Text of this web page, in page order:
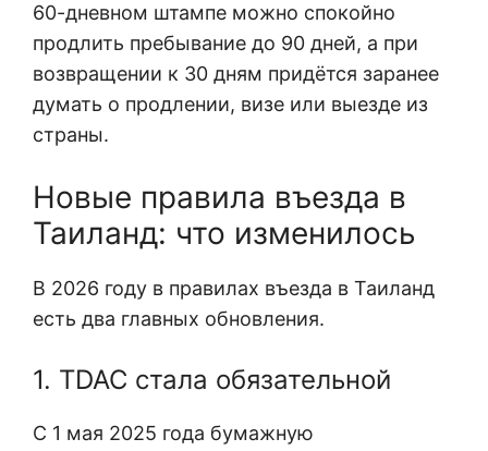
60-дневном штампе можно спокойно
продлить пребывание до 90 дней, а при
возвращении к 30 дням придётся заранее
думать о продлении, визе или выезде из
страны.
Новые правила въезда в
Таиланд: что изменилось
В 2026 году в правилах въезда в Таиланд
есть два главных обновления.
1. TDAC стала обязательной
С 1 мая 2025 года бумажную